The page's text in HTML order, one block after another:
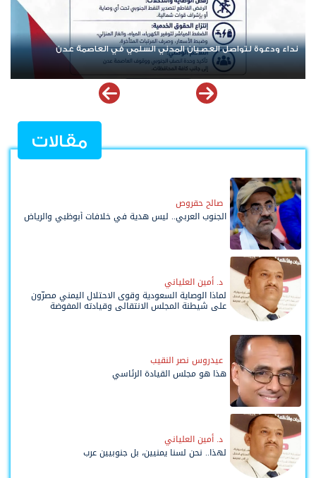
نداء ودعوة لتواصل العصيان المدني السلمي في العاصمة عدن
مقالات
صالح حقروص
الجنوب العربي.. ليس هدية في خلافات أبوظبي والرياض
د. أمين العلياني
لماذا الوصاية السعودية وقوى الاحتلال اليمني مصرّون
على شيطنة المجلس الانتقالي وقيادته المفوضة
وحواضنه الشعبية؟
عيدروس نصر النقيب
هذا هو مجلس القيادة الرئاسي
د. أمين العلياني
لهذا.. نحن لسنا يمنيين، بل جنوبيين عرب